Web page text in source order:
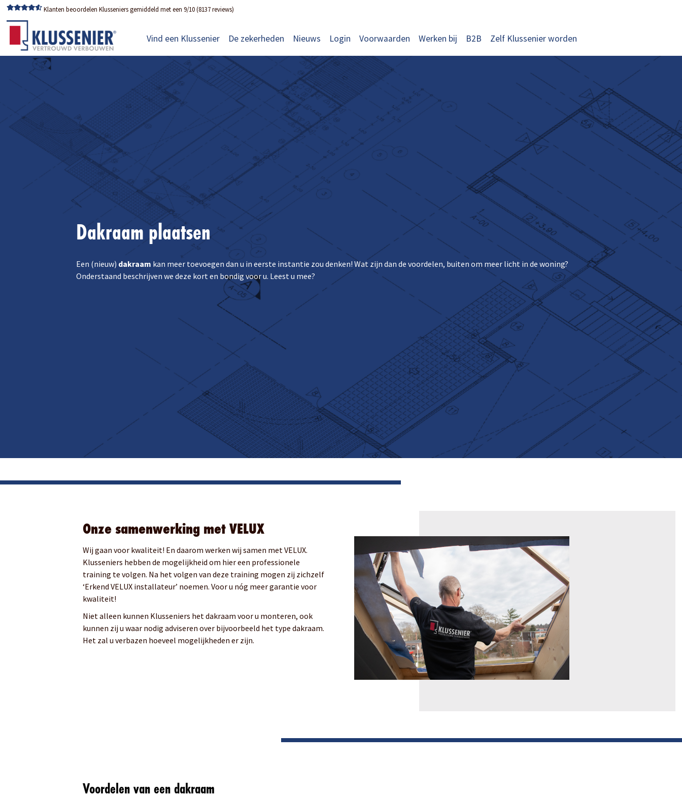
Klanten beoordelen Klusseniers gemiddeld met een 9/10 (8137 reviews)
Vind een Klussenier De zekerheden Nieuws Login Voorwaarden Werken bij B2B Zelf Klussenier worden
Dakraam plaatsen
Een (nieuw) dakraam kan meer toevoegen dan u in eerste instantie zou denken! Wat zijn dan de voordelen, buiten om meer licht in de woning?
Onderstaand beschrijven we deze kort en bondig voor u. Leest u mee?
Onze samenwerking met VELUX
Wij gaan voor kwaliteit! En daarom werken wij samen met VELUX.
Klusseniers hebben de mogelijkheid om hier een professionele
training te volgen. Na het volgen van deze training mogen zij zichzelf
‘Erkend VELUX installateur’ noemen. Voor u nóg meer garantie voor
kwaliteit!
Niet alleen kunnen Klusseniers het dakraam voor u monteren, ook
kunnen zij u waar nodig adviseren over bijvoorbeeld het type dakraam.
Het zal u verbazen hoeveel mogelijkheden er zijn.
Voordelen van een dakraam